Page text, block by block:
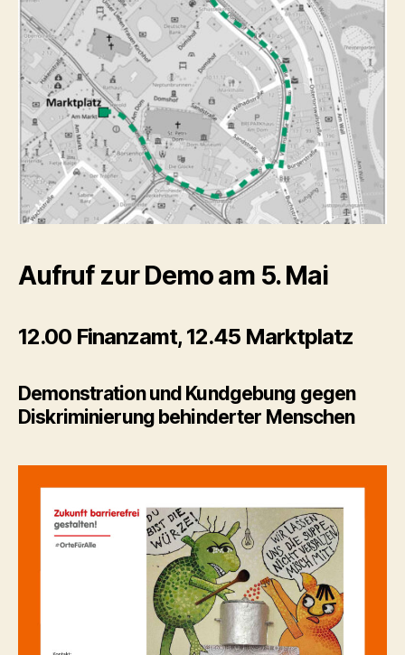
Aufruf zur Demo am 5. Mai
12.00 Finanzamt, 12.45 Marktplatz
Demonstration und Kundgebung gegen
Diskriminierung behinderter Menschen